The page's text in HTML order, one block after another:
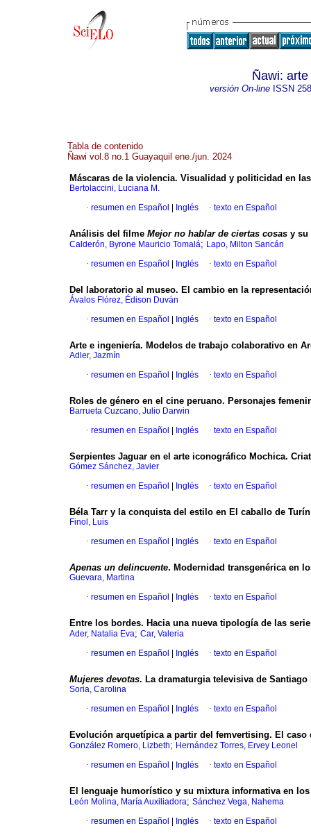
Ñawi:
versión On-lineISSN
Tabla de contenido
Ñawi vol.8 no.1 Guayaquil ene./jun. 2024
Máscaras de la violencia. Visualidad y politicidad en
Bertolaccini, Luciana M.
· resumen en Español Inglés · texto en Español
Análisis del filme Mejor no hablar de ciertas cosas y su
Calderón, Byrone Mauricio Tomalá; Lapo, Milton Sancán
· resumen en Español Inglés · texto en Español
Del laboratorio al museo. El cambio en la
Ávalos Flórez, Édison Duván
· resumen en Español Inglés · texto en Español
Arte e ingeniería. Modelos de trabajo colaborativo en
Adler, Jazmín
· resumen en Español Inglés · texto en Español
Roles de género en el cine peruano. Personajes
Barrueta Cuzcano, Julio Darwin
· resumen en Español Inglés · texto en Español
Serpientes Jaguar en el arte iconográfico Mochica.
Gómez Sánchez, Javier
· resumen en Español Inglés · texto en Español
Béla Tarr y la conquista del estilo en El caballo de Turín
Finol, Luis
· resumen en Español Inglés · texto en Español
Apenas un delincuente. Modernidad transgenérica en
Guevara, Martina
· resumen en Español Inglés · texto en Español
Entre los bordes. Hacia una nueva tipología de las
Ader, Natalia Eva; Car, Valeria
· resumen en Español Inglés · texto en Español
Mujeres devotas. La dramaturgia televisiva de Santiago
Soria, Carolina
· resumen en Español Inglés · texto en Español
Evolución arquetípica a partir del femvertising. El caso
González Romero, Lizbeth; Hernández Torres, Ervey Leonel
· resumen en Español Inglés · texto en Español
El lenguaje humorístico y su mixtura informativa en
León Molina, María Auxiliadora; Sánchez Vega, Nahema
· resumen en Español Inglés · texto en Español